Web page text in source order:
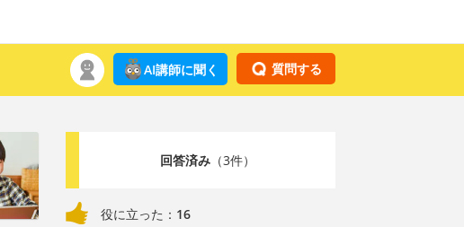
質問する
AI講師に聞く
回答済み（3件）
役に立った： 16